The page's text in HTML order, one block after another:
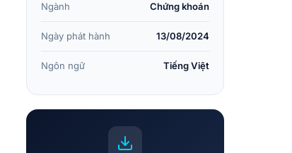
Ngành Chứng khoán
Ngày phát hành 13/08/2024
Ngôn ngữ Tiếng Việt